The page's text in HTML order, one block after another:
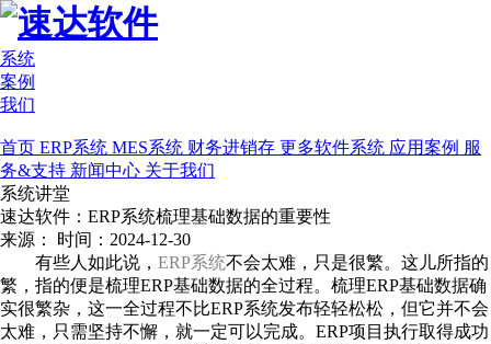
系统
案例
我们
首页 ERP系统 MES系统 财务进销存 更多软件系统 应用案例 服
务&支持 新闻中心 关于我们
系统讲堂
速达软件：ERP系统梳理基础数据的重要性
来源： 时间：2024-12-30
有些人如此说， ERP系统不会太难，只是很繁。这儿所指的
繁，指的便是梳理ERP基础数据的全过程。梳理ERP基础数据确
实很繁杂，这一全过程不比ERP系统发布轻轻松松，但它并不会
太难，只需坚持不懈，就一定可以完成。ERP项目执行取得成功